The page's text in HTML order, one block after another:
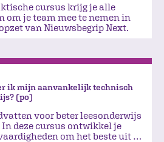
cursus krijg je alle
om je team mee te nemen in
van Nieuwsbegrip Next.
ik mijn aanvankelijk technisch
(po)
voor beter leesonderwijs
In deze cursus ontwikkel je
om het beste uit je